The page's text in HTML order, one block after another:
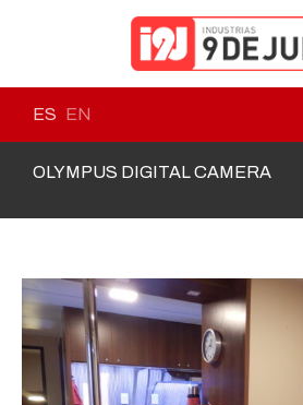
ES EN
OLYMPUS DIGITAL CAMERA